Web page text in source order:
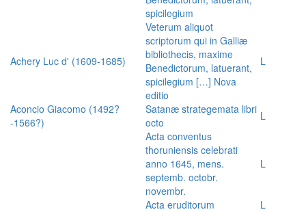
spicilegium
Achery Luc d' (1609-1685)
Veterum aliquot
scriptorum qui in Galliæ
bibliothecis, maxime
Benedictorum, latuerant,
spicilegium […] Nova
editio
L
Aconcio Giacomo (1492?
-1566?)
Satanæ strategemata libri
octo
L
Acta conventus
thoruniensis celebrati
anno 1645, mens.
septemb. octobr.
novembr.
L
Acta eruditorum
L